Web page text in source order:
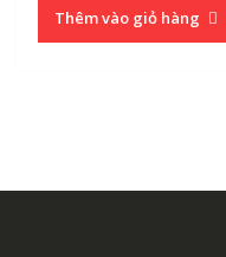
là:
2.580.000 ₫.
Thêm vào giỏ hàng